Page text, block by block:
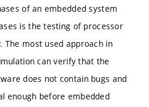
of an embedded system
is the testing of processor
most used approach in
can verify that the
does not contain bugs and
enough before embedded